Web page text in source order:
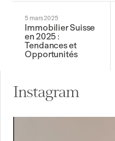
5 mars 2025
Immobilier Suisse
en 2025 :
Tendances et
Opportunités
Instagram